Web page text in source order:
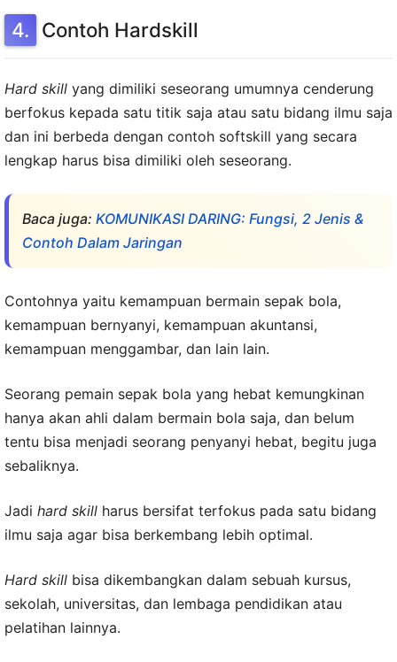
Contoh Hardskill
Hard skill yang dimiliki seseorang umumnya cenderung
berfokus kepada satu titik saja atau satu bidang ilmu saja
dan ini berbeda dengan contoh softskill yang secara
lengkap harus bisa dimiliki oleh seseorang.
Baca juga: KOMUNIKASI DARING: Fungsi, 2 Jenis &
Contoh Dalam Jaringan
Contohnya yaitu kemampuan bermain sepak bola,
kemampuan bernyanyi, kemampuan akuntansi,
kemampuan menggambar, dan lain lain.
Seorang pemain sepak bola yang hebat kemungkinan
hanya akan ahli dalam bermain bola saja, dan belum
tentu bisa menjadi seorang penyanyi hebat, begitu juga
sebaliknya.
Jadi hard skill harus bersifat terfokus pada satu bidang
ilmu saja agar bisa berkembang lebih optimal.
Hard skill bisa dikembangkan dalam sebuah kursus,
sekolah, universitas, dan lembaga pendidikan atau
pelatihan lainnya.